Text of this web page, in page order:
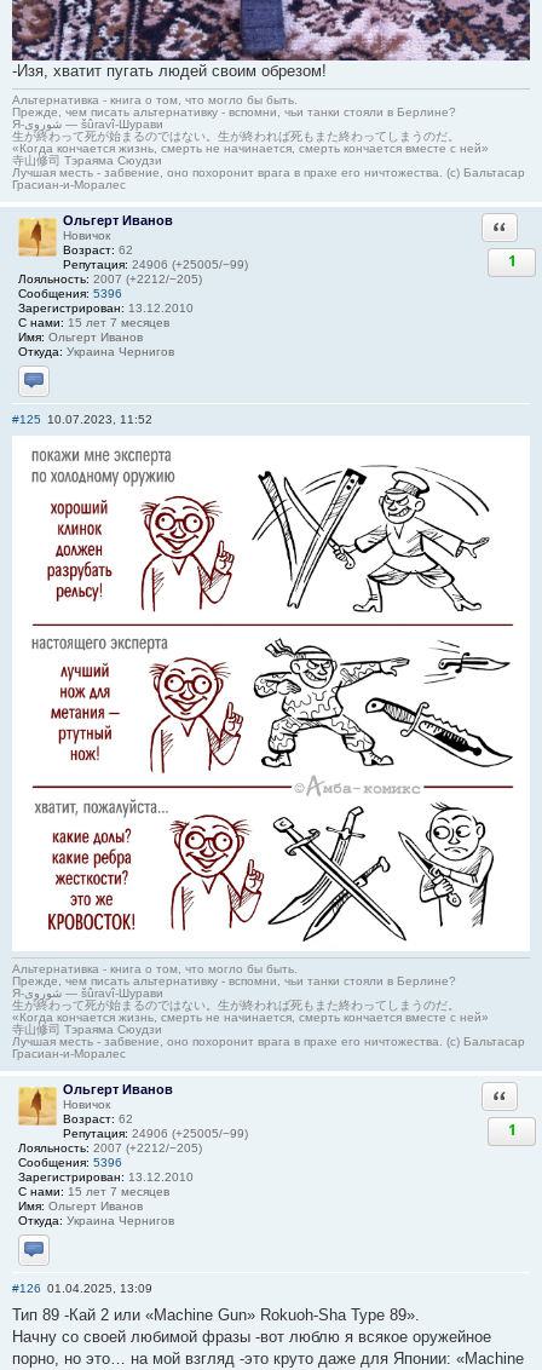
-Изя, хватит пугать людей своим обрезом!
Альтернативка - книга о том, что могло бы быть.
Прежде, чем писать альтернативку - вспомни, чьи танки стояли в Берлине?
Я-شوروی — šûravî-Шурави
生が終わって死が始まるのではない。生が終われば死もまた終わってしまうのだ。
«Когда кончается жизнь, смерть не начинается, смерть кончается вместе с ней»
寺山修司 Тэраяма Сюудзи
Лучшая месть - забвение, оно похоронит врага в прахе его ничтожества. (с) Бальтасар
Грасиан-и-Моралес
Ольгерт Иванов
Новичок
Возраст: 62
Репутация: 24906 (+25005/−99)
Лояльность: 2007 (+2212/−205)
Сообщения: 5396
Зарегистрирован: 13.12.2010
С нами: 15 лет 7 месяцев
Имя: Ольгерт Иванов
Откуда: Украина Чернигов
Отправить личное сообщение
1
#125 10.07.2023, 11:52
Альтернативка - книга о том, что могло бы быть.
Прежде, чем писать альтернативку - вспомни, чьи танки стояли в Берлине?
Я-شوروی — šûravî-Шурави
生が終わって死が始まるのではない。生が終われば死もまた終わってしまうのだ。
«Когда кончается жизнь, смерть не начинается, смерть кончается вместе с ней»
寺山修司 Тэраяма Сюудзи
Лучшая месть - забвение, оно похоронит врага в прахе его ничтожества. (с) Бальтасар
Грасиан-и-Моралес
Ольгерт Иванов
Новичок
Возраст: 62
Репутация: 24906 (+25005/−99)
Лояльность: 2007 (+2212/−205)
Сообщения: 5396
Зарегистрирован: 13.12.2010
С нами: 15 лет 7 месяцев
Имя: Ольгерт Иванов
Откуда: Украина Чернигов
Отправить личное сообщение
1
#126 01.04.2025, 13:09
Тип 89 -Кай 2 или «Machine Gun» Rokuoh-Sha Type 89».
Начну со своей любимой фразы -вот люблю я всякое оружейное
порно, но это… на мой взгляд -это круто даже для Японии: «Machine